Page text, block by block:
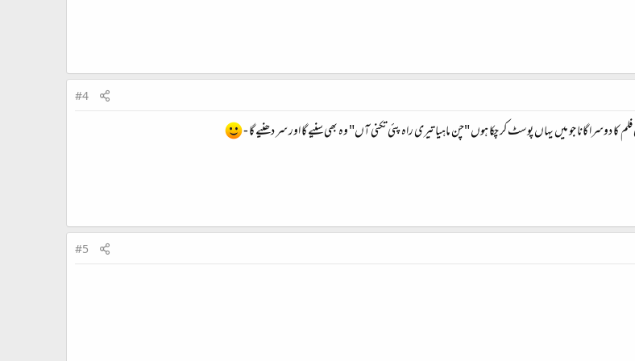
#4
دوسرا گانا جو میں یہاں پوسٹ کر چکا ہوں "چن ماہیا تیری راہ پئی تکنی آں" وہ بھی سنیے گا اور سر دھنیے گا -
#5